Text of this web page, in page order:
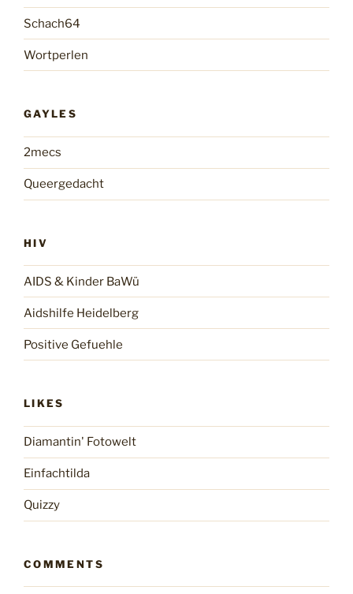
Schach64
Wortperlen
GAYLES
2mecs
Queergedacht
HIV
AIDS & Kinder BaWü
Aidshilfe Heidelberg
Positive Gefuehle
LIKES
Diamantin' Fotowelt
Einfachtilda
Quizzy
COMMENTS